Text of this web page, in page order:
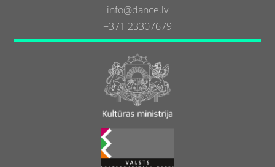
info@dance.lv
+371 23307679